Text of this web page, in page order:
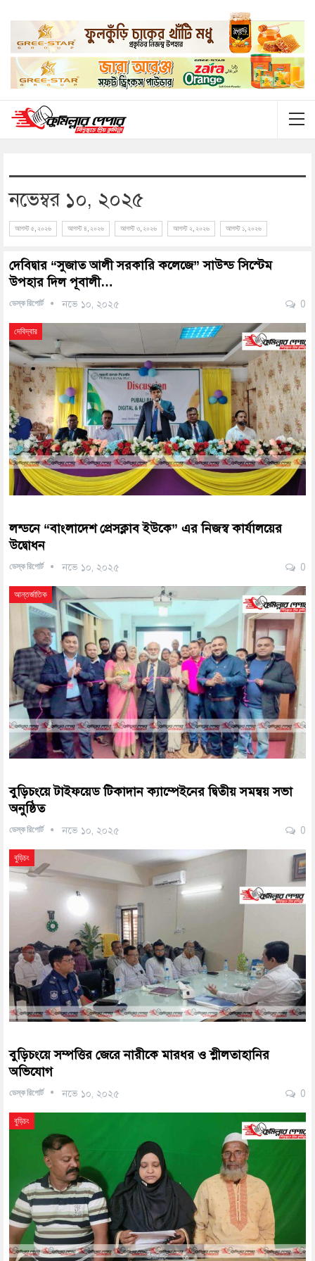
নভেম্বর ১০, ২০২৫
আগস্ট ৫, ২০২৬ আগস্ট ৪, ২০২৬ আগস্ট ৩, ২০২৬ আগস্ট ২, ২০২৬ আগস্ট ১, ২০২৬
দেবিদ্বার “সুজাত আলী সরকারি কলেজে” সাউন্ড সিস্টেম
উপহার দিল পূবালী…
ডেস্ক রিপোর্ট নভে ১০, ২০২৫ 0
দেবিদ্বার
লন্ডনে “বাংলাদেশ প্রেসক্লাব ইউকে” এর নিজস্ব কার্যালয়ের
উদ্বোধন
ডেস্ক রিপোর্ট নভে ১০, ২০২৫ 0
আন্তর্জাতিক
বুড়িচংয়ে টাইফয়েড টিকাদান ক্যাম্পেইনের দ্বিতীয় সমন্বয় সভা
অনুষ্ঠিত
ডেস্ক রিপোর্ট নভে ১০, ২০২৫ 0
বুড়িচং
বুড়িচংয়ে সম্পত্তির জেরে নারীকে মারধর ও শ্লীলতাহানির
অভিযোগ
ডেস্ক রিপোর্ট নভে ১০, ২০২৫ 0
বুড়িচং